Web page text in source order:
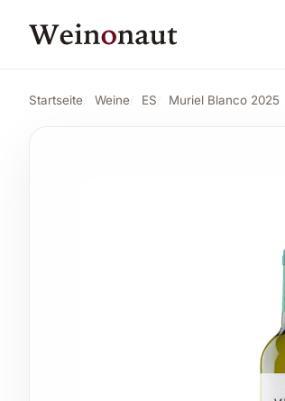
Startseite Weine ES Muriel Blanco 2025
Muriel Blanco 2025